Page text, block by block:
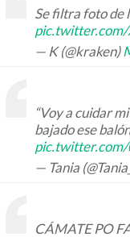
Se filtra foto de
— K (@kraken)
“Voy a cuidar
bajado ese
— Tania
CÁMATE PO